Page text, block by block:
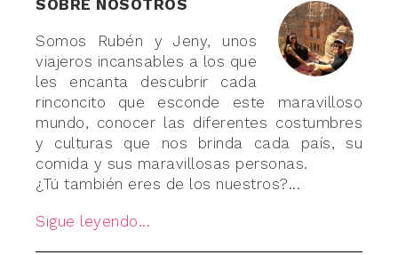
SOBRE NOSOTROS
Somos Rubén y Jeny, unos
viajeros incansables a los que
les encanta descubrir cada
rinconcito que esconde este maravilloso
mundo, conocer las diferentes costumbres
y culturas que nos brinda cada país, su
comida y sus maravillosas personas.
¿Tú también eres de los nuestros?...
Sigue leyendo...